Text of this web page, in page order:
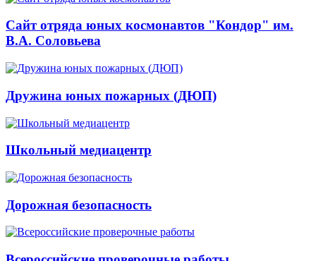
Сайт отряда юных космонавтов "Кондор" им.
В.А. Соловьева
Дружина юных пожарных (ДЮП)
Школьный медиацентр
Дорожная безопасность